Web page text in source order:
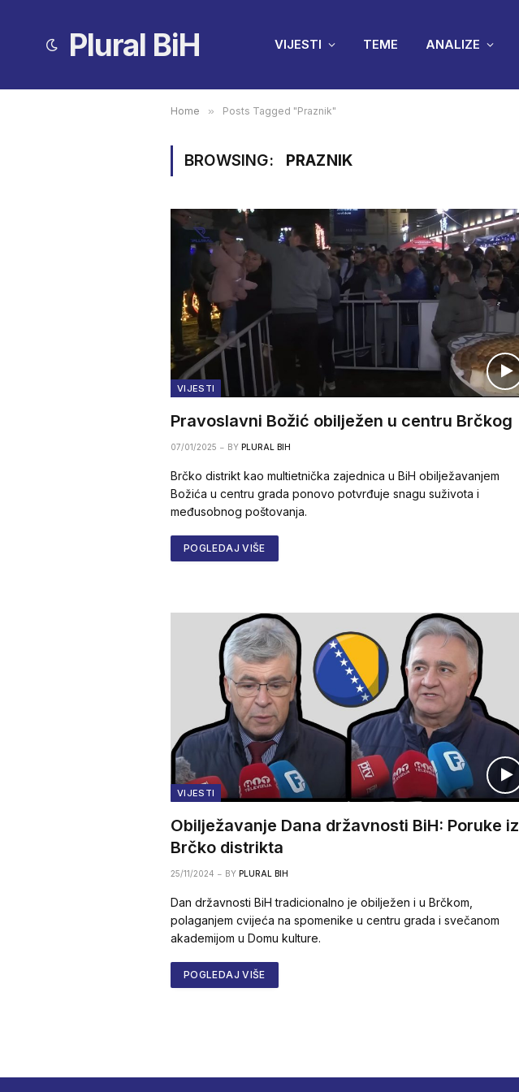
Plural BiH VIJESTI TEME ANALIZE
Home » Posts Tagged "Praznik"
BROWSING: PRAZNIK
VIJESTI
Pravoslavni Božić obilježen u centru Brčkog
07/01/2025 BY PLURAL BIH
Brčko distrikt kao multietnička zajednica u BiH obilježavanjem
Božića u centru grada ponovo potvrđuje snagu suživota i
međusobnog poštovanja.
POGLEDAJ VIŠE
VIJESTI
Obilježavanje Dana državnosti BiH: Poruke iz
Brčko distrikta
25/11/2024 BY PLURAL BIH
Dan državnosti BiH tradicionalno je obilježen i u Brčkom,
polaganjem cvijeća na spomenike u centru grada i svečanom
akademijom u Domu kulture.
POGLEDAJ VIŠE